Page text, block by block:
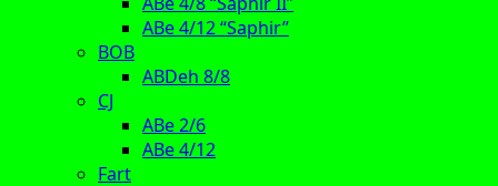
ABe 4/12 “Saphir”
BOB
ABDeh 8/8
CJ
ABe 2/6
ABe 4/12
Fart